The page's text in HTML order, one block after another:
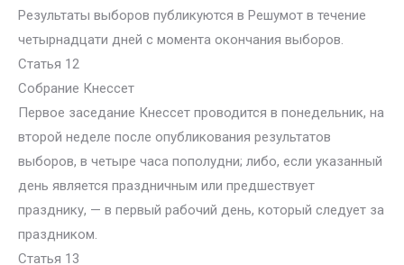
Результаты выборов публикуются в Решумот в течение
четырнадцати дней с момента окончания выборов.
Статья 12
Собрание Кнессет
Первое заседание Кнессет проводится в понедельник, на
второй неделе после опубликования результатов
выборов, в четыре часа пополудни; либо, если указанный
день является праздничным или предшествует
празднику, — в первый рабочий день, который следует за
праздником.
Статья 13